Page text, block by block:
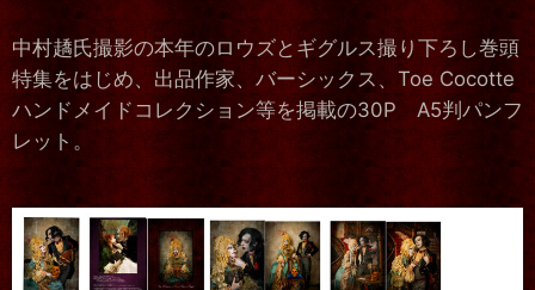
中村趫氏撮影の本年のロウズとギグルス撮り下ろし巻頭
特集をはじめ、出品作家、バーシックス、Toe Cocotte
ハンドメイドコレクション等を掲載の30P A5判パンフ
レット。